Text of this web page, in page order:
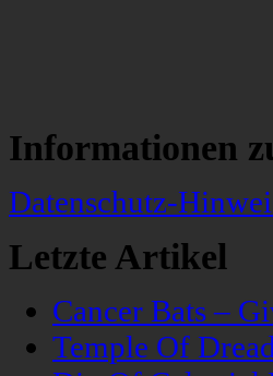
Informationen
Datenschutz-
Letzte Artikel
Cancer Bats –
Temple Of